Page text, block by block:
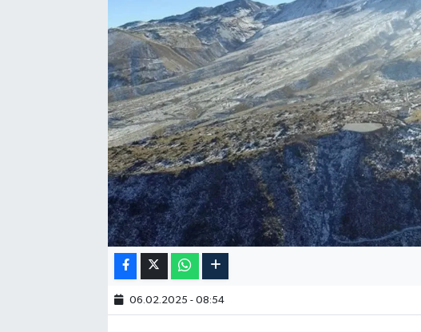
06.02.2025 - 08:54